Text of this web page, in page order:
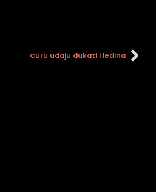
Curu udaju dukati i ledina